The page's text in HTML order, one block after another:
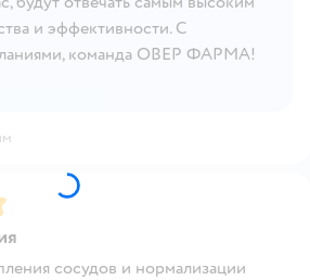
и эффективности. С
команда ОВЕР ФАРМА!
сосудов и нормализации